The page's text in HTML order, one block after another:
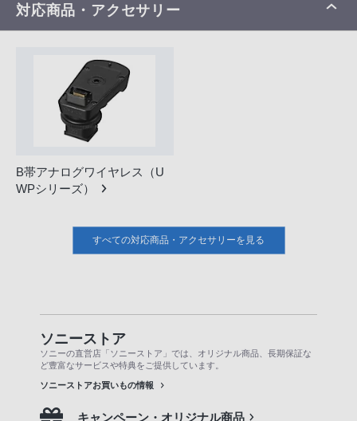
対応商品・アクセサリー
B帯アナログワイヤレス（U
WPシリーズ）
すべての対応商品・アクセサリーを見る
ソニーストア
ソニーの直営店「ソニーストア」では、オリジナル商品、長期保証な
ど豊富なサービスや特典をご提供しています。
ソニーストアお買いもの情報
キャンペーン・オリジナル商品